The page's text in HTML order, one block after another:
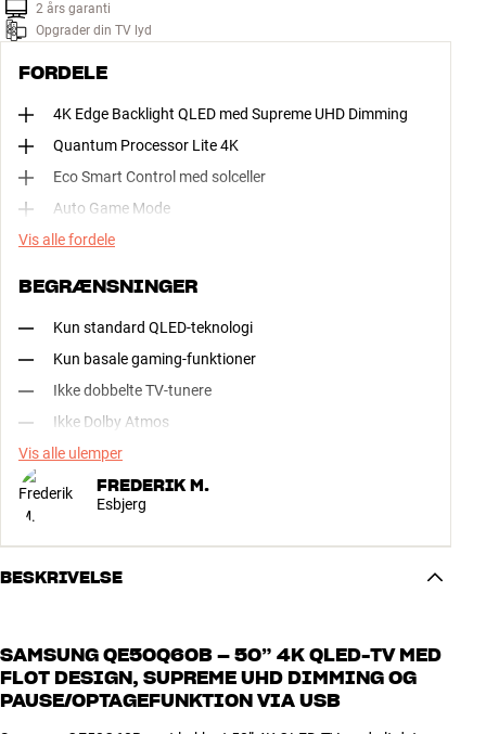
2 års garanti
Opgrader din TV lyd
FORDELE
4K Edge Backlight QLED med Supreme UHD Dimming
Quantum Processor Lite 4K
Eco Smart Control med solceller
Auto Game Mode
Vis alle fordele
BEGRÆNSNINGER
Kun standard QLED-teknologi
Kun basale gaming-funktioner
Ikke dobbelte TV-tunere
Ikke Dolby Atmos
Vis alle ulemper
FREDERIK M.
Esbjerg
BESKRIVELSE
SAMSUNG QE50Q60B – 50” 4K QLED-TV MED
FLOT DESIGN, SUPREME UHD DIMMING OG
PAUSE/OPTAGEFUNKTION VIA USB